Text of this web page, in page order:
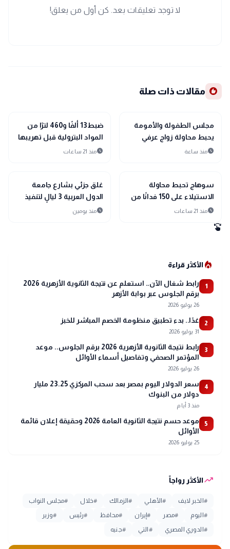
لا توجد تعليقات بعد. كن أول من يعلق!
recommend مقالات ذات صلة
map
أخبار المحافظات
مجلس الطفولة والأمومة
يحبط محاولة زواج عرفي
لطفلة 13 عامًا بقنا
scheduleمنذ ساعة
map
أخبار المحافظات
ضبط13 ألفًا و460 لترًا من
المواد البترولية قبل تهريبها
للسوق السوداء ومصادرة
scheduleمنذ 21 ساعات
map
أخبار المحافظات
سوهاج تحبط محاولة
الاستيلاء على 150 فدانًا من
أملاك الدولة بالبلينا
scheduleمنذ 21 ساعات
map
أخبار المحافظات
غلق جزئي بشارع جامعة
الدول العربية 3 ليالٍ لتنفيذ
خط غاز جديد.. والجيزة
scheduleمنذ يومين
swipe
local_fire_departmentالأكثر قراءة
1
رابط شغال الآن.. استعلم عن نتيجة الثانوية الأزهرية 2026
برقم الجلوس عبر بوابة الأزهر
26 يوليو 2026
2 غدًا.. بدء تطبيق منظومة الخصم المباشر للخبز
31 يوليو 2026
3
رابط نتيجة الثانوية الأزهرية 2026 برقم الجلوس.. موعد
المؤتمر الصحفي وتفاصيل أسماء الأوائل
26 يوليو 2026
4
سعر الدولار اليوم بمصر بعد سحب المركزي 23.25 مليار
دولار من البنوك
منذ 3 أيام
5
موعد حسم نتيجة الثانوية العامة 2026 وحقيقة إعلان قائمة
الأوائل
25 يوليو 2026
trending_upالأكثر رواجاً
#الخبر لايف #الأهلي #الزمالك #خلال #مجلس النواب
#اليوم #مصر #إيران #محافظ #رئيس #وزير
#الدوري المصري #التي #جنيه